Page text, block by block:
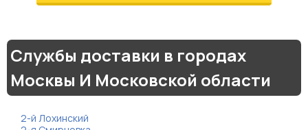
Службы доставки в городах
Москвы И Московской области
2-й Лохинский